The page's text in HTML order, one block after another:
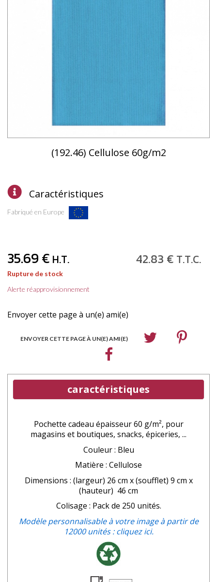
(192.46) Cellulose 60g/m2
Caractéristiques
Fabriqué en Europe
35.69€ H.T. 42.83 € T.T.C.
Rupture de stock
Alerte réapprovisionnement
Envoyer cette page à un(e) ami(e)
ENVOYER CETTE PAGE À UN(E) AMI(E)
caractéristiques
Pochette cadeau épaisseur 60 g/m², pour
magasins et boutiques, snacks, épiceries, ...
Couleur : Bleu
Matière : Cellulose
Dimensions : (largeur) 26 cm x (soufflet) 9 cm x
(hauteur) 46 cm
Colisage : Pack de 250 unités.
Modèle personnalisable à votre image à partir de
12000 unités : cliquez ici.